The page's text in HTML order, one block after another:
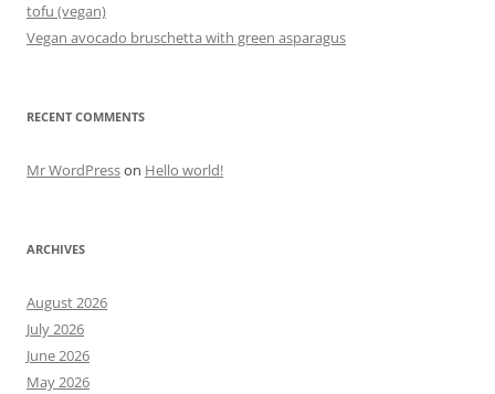
tofu (vegan)
Vegan avocado bruschetta with green asparagus
RECENT COMMENTS
Mr WordPresson Hello world!
ARCHIVES
August 2026
July 2026
June 2026
May 2026